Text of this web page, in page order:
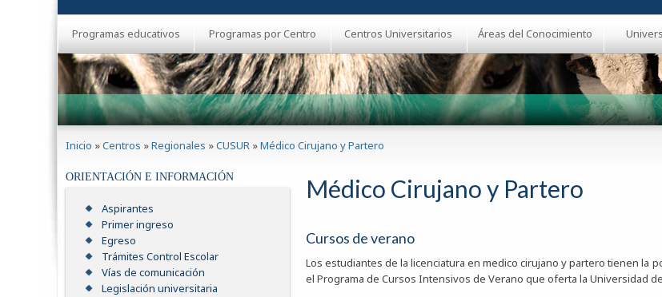
Programas educativos Programas por Centro Centros Universitarios Áreas del Conocimiento
Inicio »Centros »Regionales »CUSUR »Médico Cirujano y Partero
ORIENTACIÓN E INFORMACIÓN
Aspirantes
Primer ingreso
Egreso
Trámites Control Escolar
Vías de comunicación
Legislación universitaria
Médico Cirujano y Partero
Cursos de verano
Los estudiantes de la licenciatura en medico cirujano y partero tienen la
el Programa de Cursos Intensivos de Verano que oferta la Universidad